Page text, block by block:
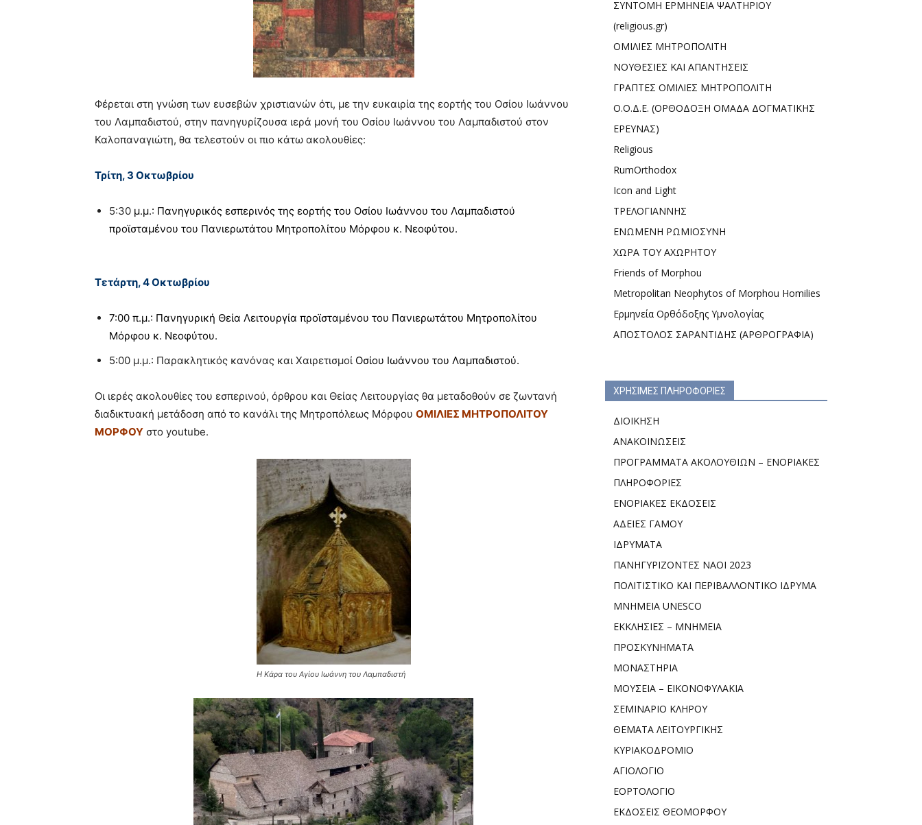
Φέρεται στη γνώση των ευσεβών χριστιανών ότι, με την ευκαιρία της εορτής του Οσίου Ιωάννου
του Λαμπαδιστού, στην πανηγυρίζουσα ιερά μονή του Οσίου Ιωάννου του Λαμπαδιστού στον
Καλοπαναγιώτη, θα τελεστούν οι πιο κάτω ακολουθίες:
Τρίτη,3 Οκτωβρίου
5:30 μ.μ.: Πανηγυρικός εσπερινός της εορτής του Οσίου Ιωάννου του Λαμπαδιστού
προϊσταμένου του Πανιερωτάτου Μητροπολίτου Μόρφου κ. Νεοφύτου.
Τετάρτη, 4Οκτωβρίου
7:00 π.μ.: Πανηγυρική Θεία Λειτουργία προϊσταμένου του Πανιερωτάτου Μητροπολίτου
Μόρφου κ. Νεοφύτου.
5:00 μ.μ.: Παρακλητικός κανόνας και Χαιρετισμοί Οσίου Ιωάννου του Λαμπαδιστού.
Οι ιερές ακολουθίες του εσπερινού, όρθρου και Θείας Λειτουργίας θα μεταδοθούν σε ζωντανή
διαδικτυακή μετάδοση από το κανάλι της Μητροπόλεως Μόρφου ΟΜΙΛΙΕΣ ΜΗΤΡΟΠΟΛΙΤΟΥ
ΜΟΡΦΟΥ στο youtube.
Η Κάρα του Αγίου Ιωάννη του Λαμπαδιστή
ΣΥΝΤΟΜΗ ΕΡΜΗΝΕΙΑ ΨΑΛΤΗΡΙΟΥ
(religious.gr)
ΟΜΙΛΙΕΣ ΜΗΤΡΟΠΟΛΙΤΗ
ΝΟΥΘΕΣΙΕΣ ΚΑΙ ΑΠΑΝΤΗΣΕΙΣ
ΓΡΑΠΤΕΣ ΟΜΙΛΙΕΣ ΜΗΤΡΟΠΟΛΙΤΗ
Ο.Ο.Δ.Ε. (ΟΡΘΟΔΟΞΗ ΟΜΑΔΑ ΔΟΓΜΑΤΙΚΗΣ
ΕΡΕΥΝΑΣ)
Religious
RumOrthodox
Icon and Light
ΤΡΕΛΟΓΙΑΝΝΗΣ
ΕΝΩΜΕΝΗ ΡΩΜΙΟΣΥΝΗ
ΧΩΡΑ ΤΟΥ ΑΧΩΡΗΤΟΥ
Friends of Morphou
Metropolitan Neophytos of Morphou Homilies
Ερμηνεία Ορθόδοξης Υμνολογίας
ΑΠΟΣΤΟΛΟΣ ΣΑΡΑΝΤΙΔΗΣ (ΑΡΘΡΟΓΡΑΦΙΑ)
ΧΡΗΣΙΜΕΣ ΠΛΗΡΟΦΟΡΙΕΣ
ΔΙΟΙΚΗΣΗ
ΑΝΑΚΟΙΝΩΣΕΙΣ
ΠΡΟΓΡΑΜΜΑΤΑ ΑΚΟΛΟΥΘΙΩΝ – ΕΝΟΡΙΑΚΕΣ
ΠΛΗΡΟΦΟΡΙΕΣ
ΕΝΟΡΙΑΚΕΣ ΕΚΔΟΣΕΙΣ
ΑΔΕΙΕΣ ΓΑΜΟΥ
ΙΔΡΥΜΑΤΑ
ΠΑΝΗΓΥΡΙΖΟΝΤΕΣ ΝΑΟΙ 2023
ΠΟΛΙΤΙΣΤΙΚΟ ΚΑΙ ΠΕΡΙΒΑΛΛΟΝΤΙΚΟ ΙΔΡΥΜΑ
ΜΝΗΜΕΙΑ UNESCO
ΕΚΚΛΗΣΙΕΣ – ΜΝΗΜΕΙΑ
ΠΡΟΣΚΥΝΗΜΑΤΑ
ΜΟΝΑΣΤΗΡΙΑ
ΜΟΥΣΕΙΑ – ΕΙΚΟΝΟΦΥΛΑΚΙΑ
ΣΕΜΙΝΑΡΙΟ ΚΛΗΡΟΥ
ΘΕΜΑΤΑ ΛΕΙΤΟΥΡΓΙΚΗΣ
ΚΥΡΙΑΚΟΔΡΟΜΙΟ
ΑΓΙΟΛΟΓΙΟ
ΕΟΡΤΟΛΟΓΙΟ
ΕΚΔΟΣΕΙΣ ΘΕΟΜΟΡΦΟΥ